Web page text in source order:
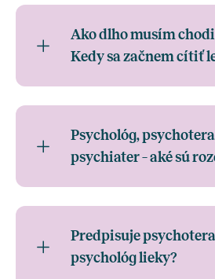
Ako dlho musím
Kedy sa začnem cítiť
Psychológ,
psychiater – aké sú
Predpisuje
psychológ lieky?